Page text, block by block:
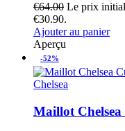
€64.00 Le prix
€30.90.
Ajouter au panier
Aperçu
-52%
Chelsea
Maillot